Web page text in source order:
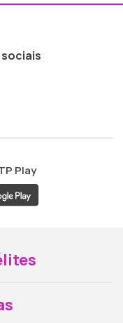
ao
Play